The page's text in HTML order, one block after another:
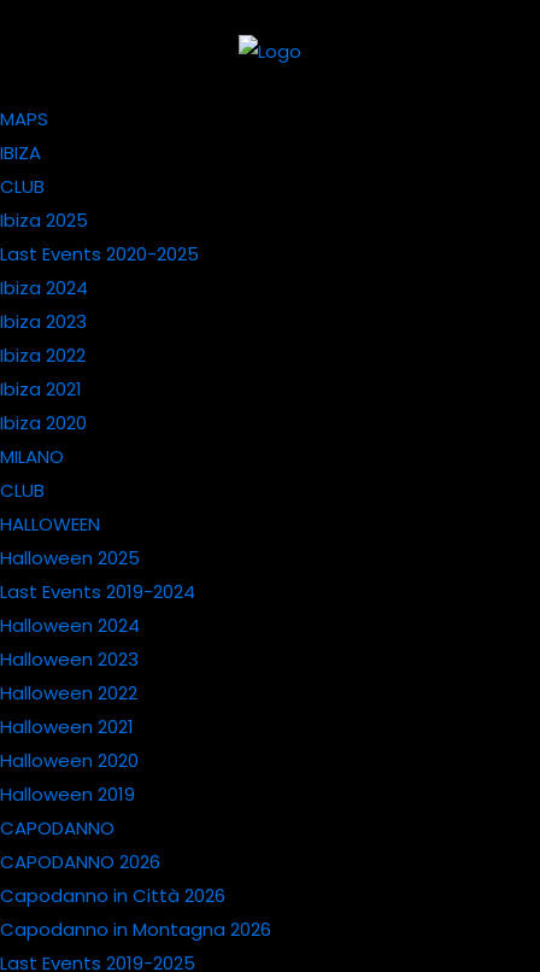
MAPS
IBIZA
CLUB
Ibiza 2025
Last Events 2020-2025
Ibiza 2024
Ibiza 2023
Ibiza 2022
Ibiza 2021
Ibiza 2020
MILANO
CLUB
HALLOWEEN
Halloween 2025
Last Events 2019-2024
Halloween 2024
Halloween 2023
Halloween 2022
Halloween 2021
Halloween 2020
Halloween 2019
CAPODANNO
CAPODANNO 2026
Capodanno in Città 2026
Capodanno in Montagna 2026
Last Events 2019-2025